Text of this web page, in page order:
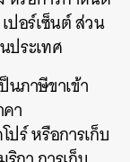
ปอร์เซ็นต์ ส่วน
ประเทศ
นภาษีขาเข้า
า
ร์ หรือการเก็บ